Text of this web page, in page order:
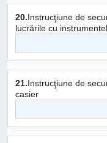
20.Instrucţiune de
lucrările cu
21.Instrucţiune de
casier